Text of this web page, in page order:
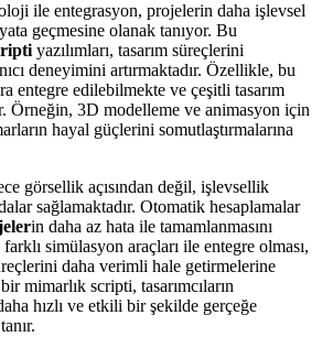
ile entegrasyon, projelerin daha işlevsel
geçmesine olanak tanıyor. Bu
yazılımları, tasarım süreçlerini
deneyimini artırmaktadır. Özellikle, bu
entegre edilebilmekte ve çeşitli tasarım
Örneğin, 3D modelleme ve animasyon için
hayal güçlerini somutlaştırmalarına
görsellik açısından değil, işlevsellik
sağlamaktadır. Otomatik hesaplamalar
in daha az hata ile tamamlanmasını
simülasyon araçları ile entegre olması,
daha verimli hale getirmelerine
mimarlık scripti, tasarımcıların
hızlı ve etkili bir şekilde gerçeğe